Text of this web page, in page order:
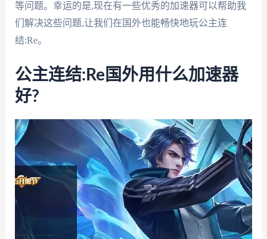
等问题。幸运的是,现在有一些优秀的加速器可以帮助我
们解决这些问题,让我们在国外也能畅快地玩公主连
结:Re。
公主连结:Re国外用什么加速器
好?